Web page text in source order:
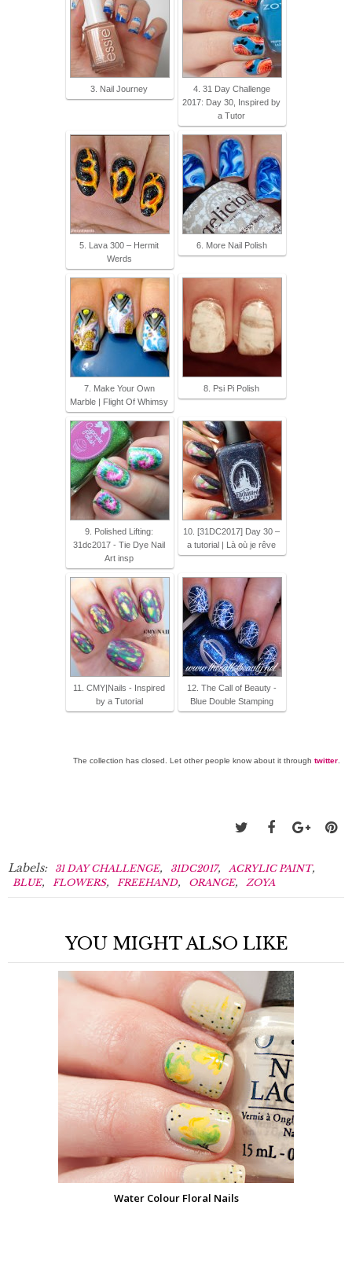
3. Nail Journey
4. 31 Day Challenge
2017: Day 30, Inspired by
a Tutor
5. Lava 300 – Hermit
Werds
6. More Nail Polish
7. Make Your Own
Marble | Flight Of Whimsy
8. Psi Pi Polish
9. Polished Lifting:
31dc2017 - Tie Dye Nail
Art insp
10. [31DC2017] Day 30 –
a tutorial | Là où je rêve
11. CMY|Nails - Inspired
by a Tutorial
12. The Call of Beauty -
Blue Double Stamping
The collection has closed. Let other people know about it through twitter.
Labels: 31 DAY CHALLENGE, 31DC2017, ACRYLIC PAINT,
BLUE, FLOWERS, FREEHAND, ORANGE, ZOYA
YOU MIGHT ALSO LIKE
Water Colour Floral Nails